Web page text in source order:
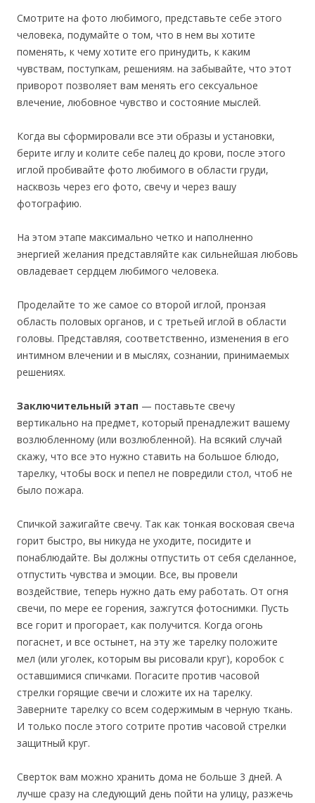
Смотрите на фото любимого, представьте себе этого
человека, подумайте о том, что в нем вы хотите
поменять, к чему хотите его принудить, к каким
чувствам, поступкам, решениям. на забывайте, что этот
приворот позволяет вам менять его сексуальное
влечение, любовное чувство и состояние мыслей.
Когда вы сформировали все эти образы и установки,
берите иглу и колите себе палец до крови, после этого
иглой пробивайте фото любимого в области груди,
насквозь через его фото, свечу и через вашу
фотографию.
На этом этапе максимально четко и наполненно
энергией желания представляйте как сильнейшая любовь
овладевает сердцем любимого человека.
Проделайте то же самое со второй иглой, пронзая
область половых органов, и с третьей иглой в области
головы. Представляя, соответственно, изменения в его
интимном влечении и в мыслях, сознании, принимаемых
решениях.
Заключительный этап — поставьте свечу
вертикально на предмет, который пренадлежит вашему
возлюбленному (или возлюбленной). На всякий случай
скажу, что все это нужно ставить на большое блюдо,
тарелку, чтобы воск и пепел не повредили стол, чтоб не
было пожара.
Спичкой зажигайте свечу. Так как тонкая восковая свеча
горит быстро, вы никуда не уходите, посидите и
понаблюдайте. Вы должны отпустить от себя сделанное,
отпустить чувства и эмоции. Все, вы провели
воздействие, теперь нужно дать ему работать. От огня
свечи, по мере ее горения, зажгутся фотоснимки. Пусть
все горит и прогорает, как получится. Когда огонь
погаснет, и все остынет, на эту же тарелку положите
мел (или уголек, которым вы рисовали круг), коробок с
оставшимися спичками. Погасите против часовой
стрелки горящие свечи и сложите их на тарелку.
Заверните тарелку со всем содержимым в черную ткань.
И только после этого сотрите против часовой стрелки
защитный круг.
Сверток вам можно хранить дома не больше 3 дней. А
лучше сразу на следующий день пойти на улицу, разжечь